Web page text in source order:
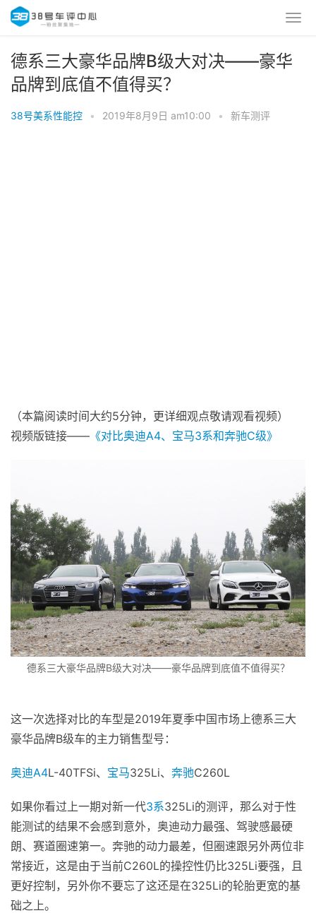
德系三大豪华品牌B级大对决——豪华
品牌到底值不值得买？
38号美系性能控 • 2019年8月9日 am10:00 • 新车测评
（本篇阅读时间大约5分钟，更详细观点敬请观看视频）
视频版链接—— 《对比奥迪A4、宝马3系和奔驰C级》
德系三大豪华品牌B级大对决——豪华品牌到底值不值得买？
这一次选择对比的车型是2019年夏季中国市场上德系三大
豪华品牌B级车的主力销售型号：
奥迪A4L-40TFSi、 宝马325Li、 奔驰C260L
如果你看过上一期对新一代3系325Li的测评，那么对于性
能测试的结果不会感到意外，奥迪动力最强、驾驶感最硬
朗、赛道圈速第一。奔驰的动力最差，但圈速跟另外两位非
常接近，这是由于当前C260L的操控性仍比325Li要强，且
更好控制，另外你不要忘了这还是在325Li的轮胎更宽的基
础之上。